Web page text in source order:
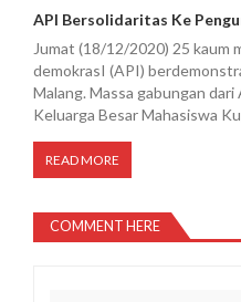
API Bersolidaritas Ke
Jumat (18/12/2020) 25 kaum
demokrasI (API)
Malang. Massa gabungan
Keluarga Besar Mahasiswa
READ MORE
COMMENT HERE